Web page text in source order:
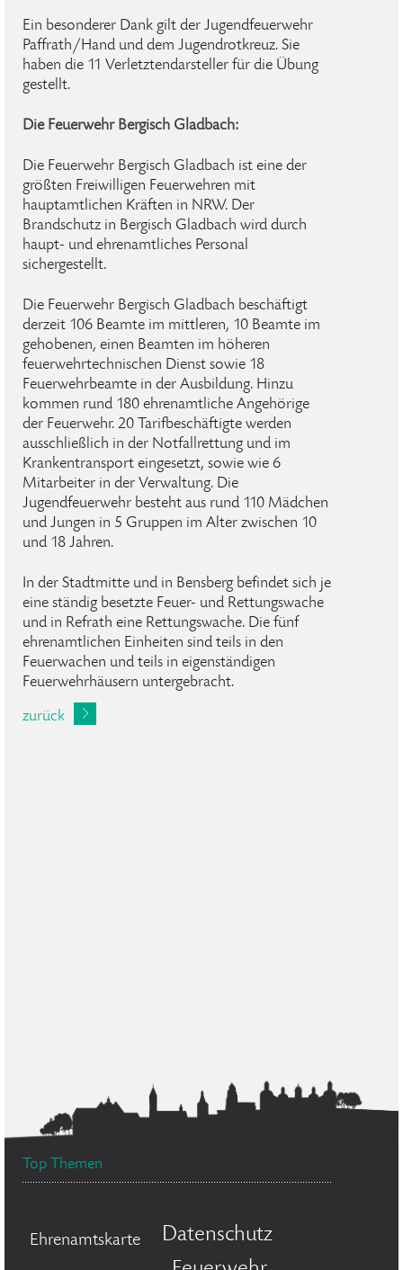
Ein besonderer Dank gilt der Jugendfeuerwehr
Paffrath/Hand und dem Jugendrotkreuz. Sie
haben die 11 Verletztendarsteller für die Übung
gestellt.
Die Feuerwehr Bergisch Gladbach:
Die Feuerwehr Bergisch Gladbach ist eine der
größten Freiwilligen Feuerwehren mit
hauptamtlichen Kräften in NRW. Der
Brandschutz in Bergisch Gladbach wird durch
haupt- und ehrenamtliches Personal
sichergestellt.
Die Feuerwehr Bergisch Gladbach beschäftigt
derzeit 106 Beamte im mittleren, 10 Beamte im
gehobenen, einen Beamten im höheren
feuerwehrtechnischen Dienst sowie 18
Feuerwehrbeamte in der Ausbildung. Hinzu
kommen rund 180 ehrenamtliche Angehörige
der Feuerwehr. 20 Tarifbeschäftigte werden
ausschließlich in der Notfallrettung und im
Krankentransport eingesetzt, sowie wie 6
Mitarbeiter in der Verwaltung. Die
Jugendfeuerwehr besteht aus rund 110 Mädchen
und Jungen in 5 Gruppen im Alter zwischen 10
und 18 Jahren.
In der Stadtmitte und in Bensberg befindet sich je
eine ständig besetzte Feuer- und Rettungswache
und in Refrath eine Rettungswache. Die fünf
ehrenamtlichen Einheiten sind teils in den
Feuerwachen und teils in eigenständigen
Feuerwehrhäusern untergebracht.
zurück
Top Themen
Ehrenamtskarte
Datenschutz